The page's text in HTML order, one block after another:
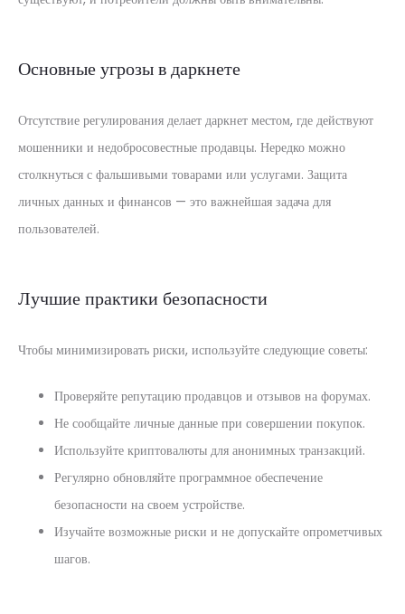
Основные угрозы в даркнете
Отсутствие регулирования делает даркнет местом, где действуют
мошенники и недобросовестные продавцы. Нередко можно
столкнуться с фальшивыми товарами или услугами. Защита
личных данных и финансов — это важнейшая задача для
пользователей.
Лучшие практики безопасности
Чтобы минимизировать риски, используйте следующие советы:
Проверяйте репутацию продавцов и отзывов на форумах.
Не сообщайте личные данные при совершении покупок.
Используйте криптовалюты для анонимных транзакций.
Регулярно обновляйте программное обеспечение
безопасности на своем устройстве.
Изучайте возможные риски и не допускайте опрометчивых
шагов.